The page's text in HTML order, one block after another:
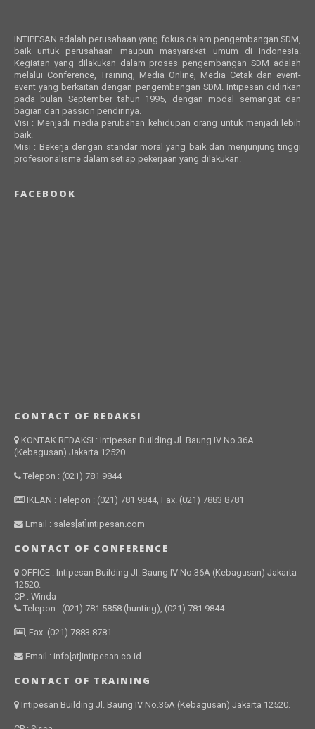
INTIPESAN adalah perusahaan yang fokus dalam pengembangan SDM,
baik untuk perusahaan maupun masyarakat umum di Indonesia.
Kegiatan yang dilakukan dalam proses pengembangan SDM adalah
melalui Conference, Training, Media Online, Media Cetak dan event-
event yang berkaitan dengan pengembangan SDM. Intipesan didirikan
pada bulan September tahun 1995, dengan modal semangat dan
bagian dari passion pendirinya.
Visi : Menjadi media perubahan kehidupan orang untuk menjadi lebih
baik.
Misi : Bekerja dengan standar moral yang baik dan menjunjung tinggi
profesionalisme dalam setiap pekerjaan yang dilakukan.
FACEBOOK
CONTACT OF REDAKSI
KONTAK REDAKSI : Intipesan Building Jl. Baung IV No.36A
(Kebagusan) Jakarta 12520.
Telepon : (021) 781 9844
IKLAN : Telepon : (021) 781 9844, Fax. (021) 7883 8781
Email : sales[at]intipesan.com
CONTACT OF CONFERENCE
OFFICE : Intipesan Building Jl. Baung IV No.36A (Kebagusan) Jakarta
12520.
CP : Winda
Telepon : (021) 781 5858 (hunting), (021) 781 9844
, Fax. (021) 7883 8781
Email : info[at]intipesan.co.id
CONTACT OF TRAINING
Intipesan Building Jl. Baung IV No.36A (Kebagusan) Jakarta 12520.